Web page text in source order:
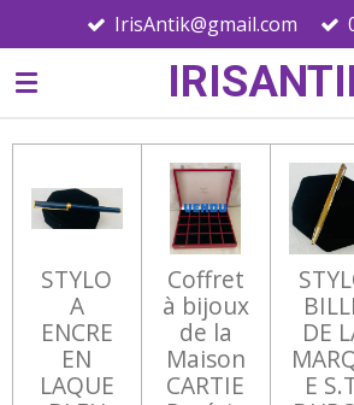
au
contenu
IrisAntik@gmail.com
STYLO
A
ENCRE
EN
LAQUE
Coffret
à bijoux
de la
Maison
CARTIE
DE
E